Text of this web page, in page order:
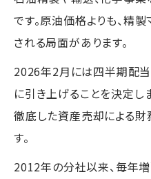
です。原油価格よりも、精
される局面があります。
2026年2月には四半期配当
に引き上げることを決定し
徹底した資産売却による
す。
2012年の分社以来、毎年